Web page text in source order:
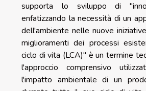
supporta lo sviluppo di
enfatizzando la necessità di un
dell'ambiente nelle nuove
miglioramenti dei processi
ciclo di vita (LCA)" è un termine
l'approccio comprensivo
l'impatto ambientale di un